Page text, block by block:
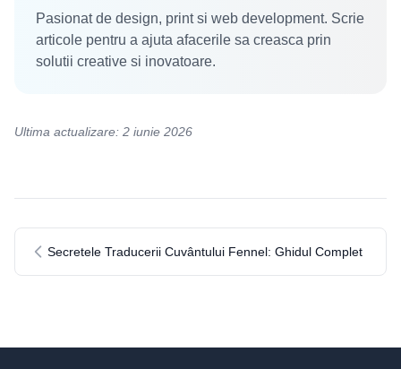
Pasionat de design, print si web development. Scrie
articole pentru a ajuta afacerile sa creasca prin
solutii creative si inovatoare.
Ultima actualizare: 2 iunie 2026
Secretele Traducerii Cuvântului Fennel: Ghidul Complet